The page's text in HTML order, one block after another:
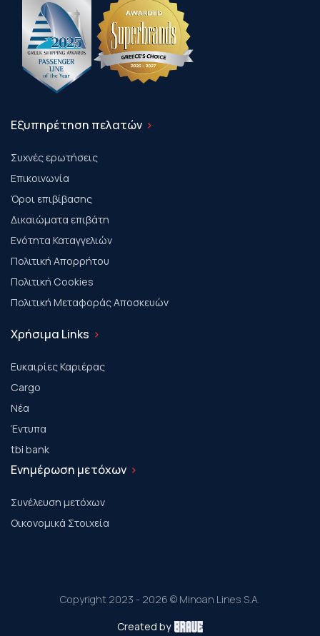
Εξυπηρέτηση πελατών
Συχνές ερωτήσεις
Επικοινωνία
Όροι επιβίβασης
Δικαιώματα επιβάτη
Ενότητα Καταγγελιών
Πολιτική Απορρήτου
Πολιτική Cookies
Πολιτική Μεταφοράς Αποσκευών
Χρήσιμα Links
Ευκαιρίες Καριέρας
Cargo
Νέα
Έντυπα
tbi bank
Ενημέρωση μετόχων
Συνέλευση μετόχων
Οικονομικά Στοιχεία
Copyright 2023 - 2026 © Minoan Lines S.A.
Created by